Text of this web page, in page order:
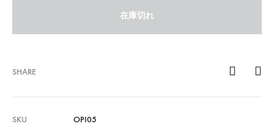
在庫切れ
SHARE
SKU
OPI05